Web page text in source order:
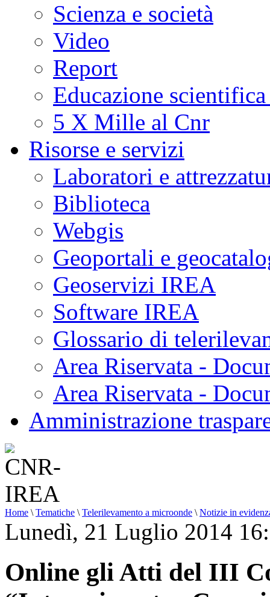
Scienza e società
Video
Report
Educazione
5 X Mille al Cnr
Risorse e servizi
Laboratori e
Biblioteca
Webgis
Geoportali e
Geoservizi IREA
Software IREA
Glossario di
Area Riservata -
Area Riservata -
Amministrazione
Home \ Tematiche \ Telerilevamento a microonde \ Notizie in
Lunedì, 21 Luglio 2014
Online gli Atti del III